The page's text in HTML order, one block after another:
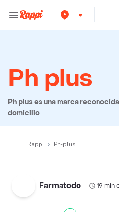
Ph plus
Ph plus es una marca
domicilio
Rappi Ph-plus
Farmatodo 19 min